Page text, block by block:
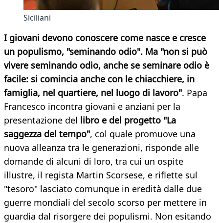
Siciliani
I giovani devono conoscere come nasce e cresce
un populismo, "seminando odio". Ma "non si può
vivere seminando odio, anche se seminare odio è
facile: si comincia anche con le chiacchiere, in
famiglia, nel quartiere, nel luogo di lavoro". Papa
Francesco incontra giovani e anziani per la
presentazione del libro e del progetto "La
saggezza del tempo", col quale promuove una
nuova alleanza tra le generazioni, risponde alle
domande di alcuni di loro, tra cui un ospite
illustre, il regista Martin Scorsese, e riflette sul
"tesoro" lasciato comunque in eredità dalle due
guerre mondiali del secolo scorso per mettere in
guardia dal risorgere dei populismi. Non esitando